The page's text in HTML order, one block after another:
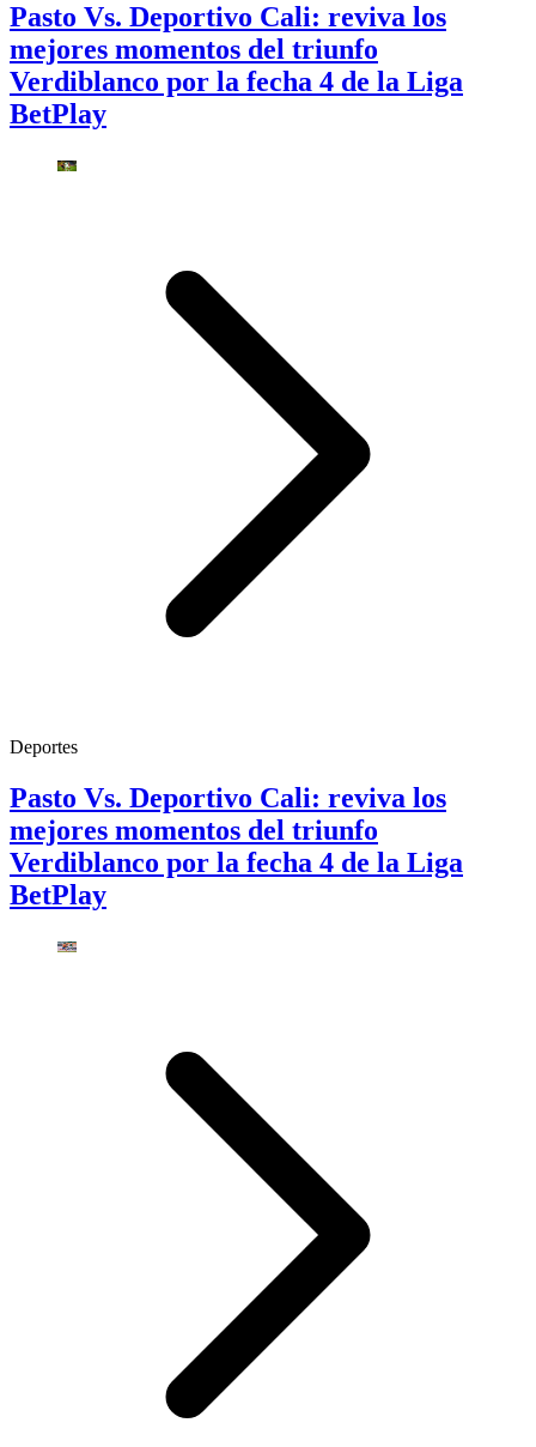
Pasto Vs. Deportivo Cali: reviva los
mejores momentos del triunfo
Verdiblanco por la fecha 4 de la Liga
BetPlay
Deportes
Pasto Vs. Deportivo Cali: reviva los
mejores momentos del triunfo
Verdiblanco por la fecha 4 de la Liga
BetPlay